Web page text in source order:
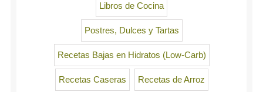
Libros de Cocina
Postres, Dulces y Tartas
Recetas Bajas en Hidratos (Low-Carb)
Recetas Caseras Recetas de Arroz